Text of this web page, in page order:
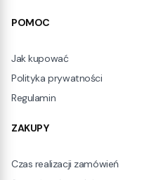
POMOC
Jak kupować
Polityka prywatności
Regulamin
ZAKUPY
Czas realizacji zamówień